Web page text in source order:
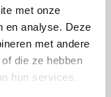
met onze
en analyse. Deze
met andere
die ze hebben
hun services.